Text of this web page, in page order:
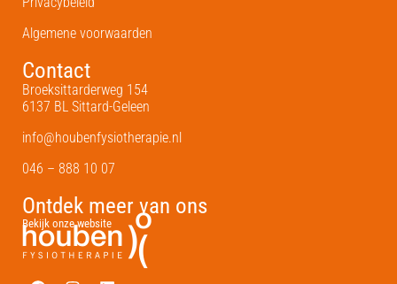
Algemene voorwaarden
Contact
Broeksittarderweg 154
6137 BL Sittard-Geleen
info@houbenfysiotherapie.nl
046 – 888 10 07
Ontdek meer van ons
Bekijk onze website